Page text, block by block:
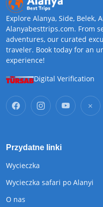
Explore Alanya, Side, Belek,
Alanyabesttrips.com. From
adventures, our curated
traveler. Book today for an
experience!
Digital Verification
Przydatne linki
Wycieczka
Wycieczka safari po Alanyi
O nas